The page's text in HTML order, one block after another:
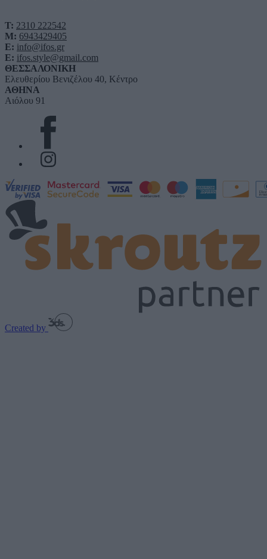
T: 2310 222542
M: 6943429405
E: info@ifos.gr
E: ifos.style@gmail.com
ΘΕΣΣΑΛΟΝΙΚΗ
Ελευθερίου Βενιζέλου 40, Κέντρο
ΑΘΗΝΑ
Αιόλου 91
Created by